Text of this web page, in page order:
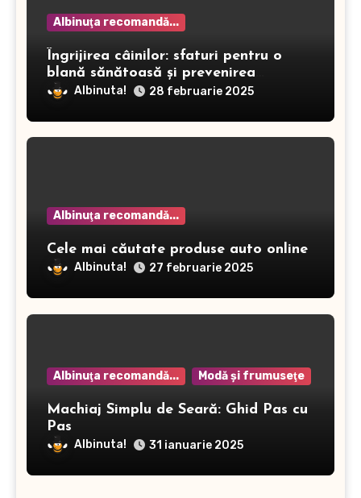
Albinuţa recomandă...
Îngrijirea câinilor: sfaturi pentru o
blană sănătoasă și prevenirea
dermatitei
Albinuta! 28 februarie 2025
Albinuţa recomandă...
Cele mai căutate produse auto online
Albinuta! 27 februarie 2025
Albinuţa recomandă... Modă şi frumuseţe
Machiaj Simplu de Seară: Ghid Pas cu
Pas
Albinuta! 31 ianuarie 2025